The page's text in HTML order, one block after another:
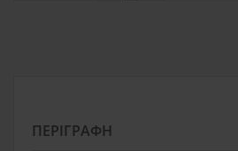
ΠΕΡΙΓΡΑΦΉ